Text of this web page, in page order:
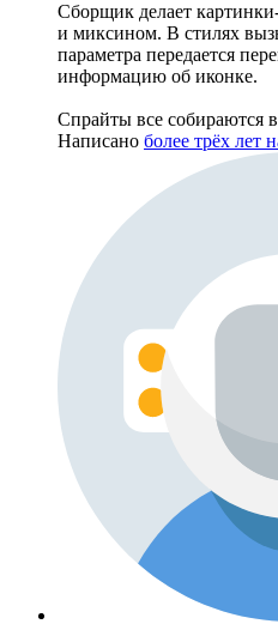
Сборщик делает
и миксином. В стилях
параметра передается
информацию об иконке.
Спрайты все собираются
Написано более трёх лет